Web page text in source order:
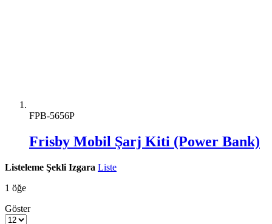
FPB-5656P
Frisby Mobil Şarj Kiti (Power Bank)
Listeleme Şekli Izgara Liste
1 öğe
Göster